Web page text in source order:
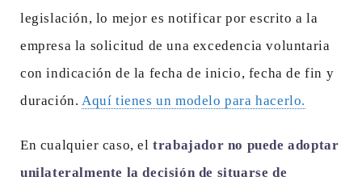
legislación, lo mejor es notificar por escrito a la
empresa la solicitud de una excedencia voluntaria
con indicación de la fecha de inicio, fecha de fin y
duración. Aquí tienes un modelo para hacerlo.
En cualquier caso, eltrabajador no puede adoptar
unilateralmente la decisión de situarse de